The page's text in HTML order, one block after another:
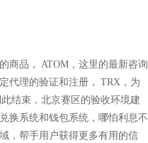
商品， ATOM，这里的最新咨询
代理的验证和注册， TRX，为
结束，北京赛区的验收环境建
换系统和钱包系统，哪怕利息不
，帮手用户获得更多有用的信